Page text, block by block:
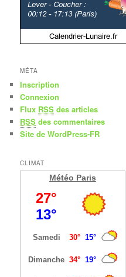
MÉTA
Inscription
Connexion
Flux RSS des articles
RSS des commentaires
Site de WordPress-FR
CLIMAT
Météo Paris